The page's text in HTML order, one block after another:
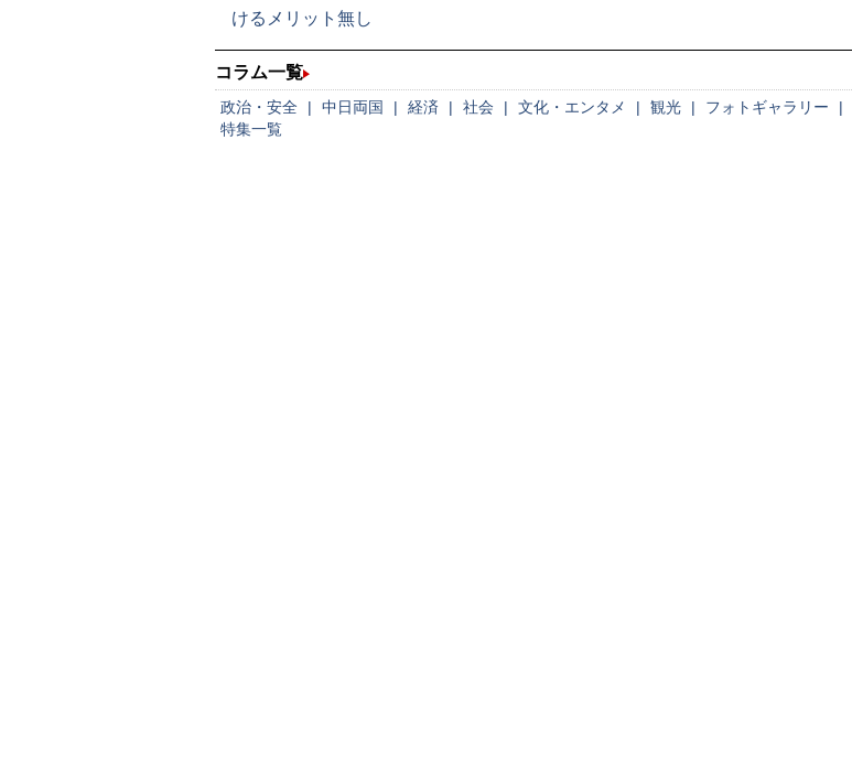
けるメリット無し
コラム一覧
政治・安全 | 中日両国 | 経済 | 社会 | 文化・エンタメ | 観光 | フォトギャラリー |
特集一覧